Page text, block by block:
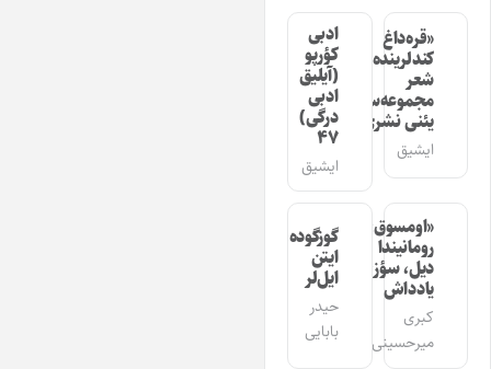
«قره‌داغ
کندلرینده»
شعر
مجموعه‌سینین
یئنی نشری
ایشیق
ادبی
کؤرپو
(آیلیق
ادبی
درگی)
۴۷
ایشیق
«اومسوق»
رومانیندا
دیل، سؤز،
یادداش
کبری
میرحسینی
گوزگوده
ایتن
ایل‌لر
حیدر
بابایی